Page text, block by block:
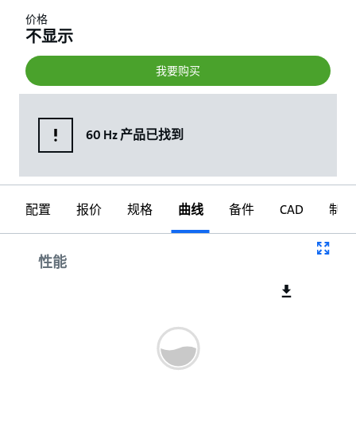
价格
不显示
我要购买
60 Hz 产品已找到
配置 报价 规格 曲线 备件 CAD 制图
性能